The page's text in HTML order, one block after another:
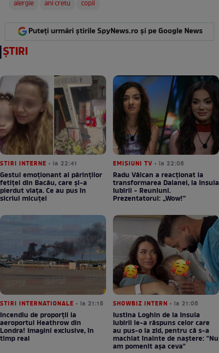
alergie ani cretu copil
Puteți urmări știrile SpyNews.ro și pe Google News
ȘTIRI
STIRI INTERNE • la 22:41
Gestul emoționant al părinților
fetiței din Bacău, care și-a
pierdut viața. Ce au pus în
sicriul micuței
EMISIUNI TV • la 22:06
Radu Vâlcan a reacționat la
transformarea Daianei, la Insula
Iubirii - Reuniuni.
Prezentatorul: „Wow!”
STIRI INTERNATIONALE • la 21:16
Incendiu de proporții la
aeroportul Heathrow din
Londra! Imagini exclusive, în
timp real
SHOWBIZ INTERN • la 21:06
Iustina Loghin de la Insula
Iubirii le-a răspuns celor care
au pus-o la zid, pentru că s-a
machiat înainte de naștere: "Nu
am pomenit așa ceva"